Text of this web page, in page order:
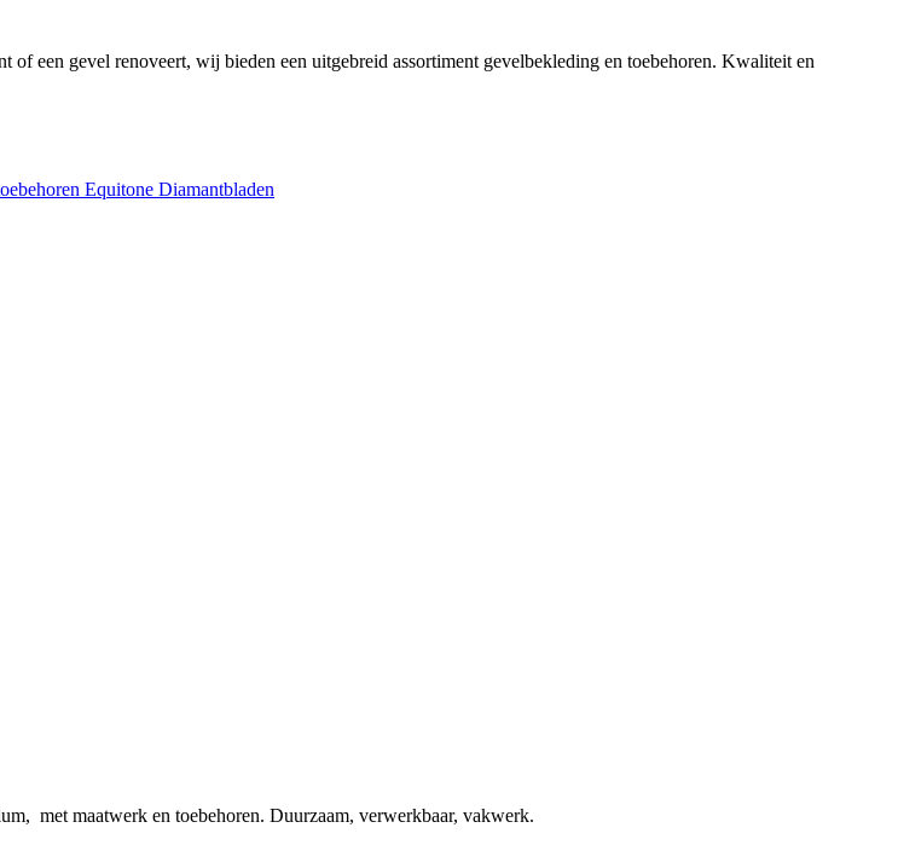
een gevel renoveert, wij bieden een uitgebreid assortiment gevelbekleding en toebehoren. Kwaliteit en
Equitone Diamantbladen
met maatwerk en toebehoren. Duurzaam, verwerkbaar, vakwerk.